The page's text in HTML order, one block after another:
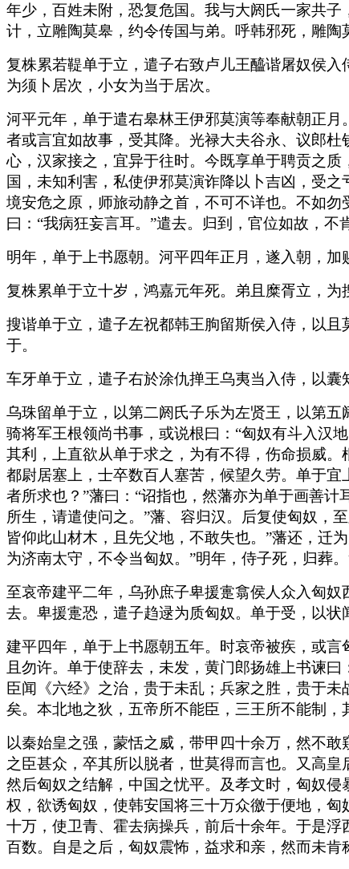
年少，百姓未附，恐复危国。我与大阏氏一家共
计，立雕陶莫皋，约令传国与弟。呼韩邪死，雕陶
复株累若鞮单于立，遣子右致卢儿王醯谐屠奴侯
为须卜居次，小女为当于居次。
河平元年，单于遣右皋林王伊邪莫演等奉献朝正
者或言宜如故事，受其降。光禄大夫谷永、议郎
心，汉家接之，宜异于往时。今既享单于聘贡之
国，未知利害，私使伊邪莫演诈降以卜吉凶，受
境安危之原，师旅动静之首，不可不详也。不如
曰：“我病狂妄言耳。”遣去。归到，官位如故，不
明年，单于上书愿朝。河平四年正月，遂入朝，加
复株累单于立十岁，鸿嘉元年死。弟且糜胥立，为
搜谐单于立，遣子左祝都韩王朐留斯侯入侍，以
于。
车牙单于立，遣子右於涂仇掸王乌夷当入侍，以
乌珠留单于立，以第二阏氏子乐为左贤王，以第
骑将军王根领尚书事，或说根曰：“匈奴有斗入汉
其利，上直欲从单于求之，为有不得，伤命损威
都尉居塞上，士卒数百人塞苦，候望久劳。单于
者所求也？”藩曰：“诏指也，然藩亦为单于画善
所生，请遣使问之。”藩、容归汉。后复使匈奴，
皆仰此山材木，且先父地，不敢失也。”藩还，迁
为济南太守，不令当匈奴。”明年，侍子死，归葬
至哀帝建平二年，乌孙庶子卑援疐翕侯人众入匈
去。卑援疐恐，遣子趋逯为质匈奴。单于受，以
建平四年，单于上书愿朝五年。时哀帝被疾，或
且勿许。单于使辞去，未发，黄门郎扬雄上书谏曰
臣闻《六经》之治，贵于未乱；兵家之胜，贵于
矣。本北地之狄，五帝所不能臣，三王所不能制，
以秦始皇之强，蒙恬之威，带甲四十余万，然不
之臣甚众，卒其所以脱者，世莫得而言也。又高
然后匈奴之结解，中国之忧平。及孝文时，匈奴
权，欲诱匈奴，使韩安国将三十万众徼于便地，
十万，使卫青、霍去病操兵，前后十余年。于是
百数。自是之后，匈奴震怖，益求和亲，然而未肯